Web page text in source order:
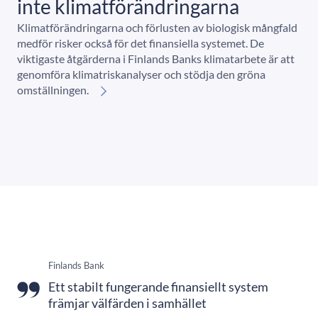
inte klimatförändringarna
Klimatförändringarna och förlusten av biologisk mångfald
medför risker också för det finansiella systemet. De
viktigaste åtgärderna i Finlands Banks klimatarbete är att
genomföra klimatriskanalyser och stödja den gröna
omställningen.
Finlands Bank
Ett stabilt fungerande finansiellt system
främjar välfärden i samhället